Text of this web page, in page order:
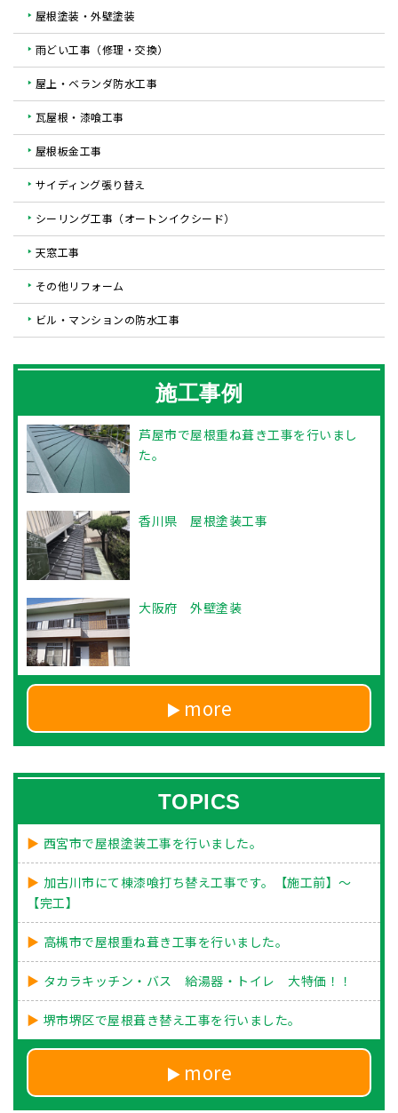
屋根塗装・外壁塗装
雨どい工事（修理・交換）
屋上・ベランダ防水工事
瓦屋根・漆喰工事
屋根板金工事
サイディング張り替え
シーリング工事（オートンイクシード）
天窓工事
その他リフォーム
ビル・マンションの防水工事
施工事例
芦屋市で屋根重ね葺き工事を行いまし
た。
香川県 屋根塗装工事
大阪府 外壁塗装
more
TOPICS
西宮市で屋根塗装工事を行いました。
加古川市にて棟漆喰打ち替え工事です。【施工前】～
【完工】
高槻市で屋根重ね葺き工事を行いました。
タカラキッチン・バス 給湯器・トイレ 大特価！！
堺市堺区で屋根葺き替え工事を行いました。
more